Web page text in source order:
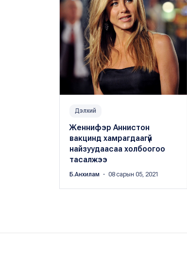
Дэлхий
Женнифэр Аннистон
вакцинд хамрагдаагүй
найзуудаасаа холбоогоо
тасалжээ
Б.Анхилам ・ 08 сарын 05, 2021